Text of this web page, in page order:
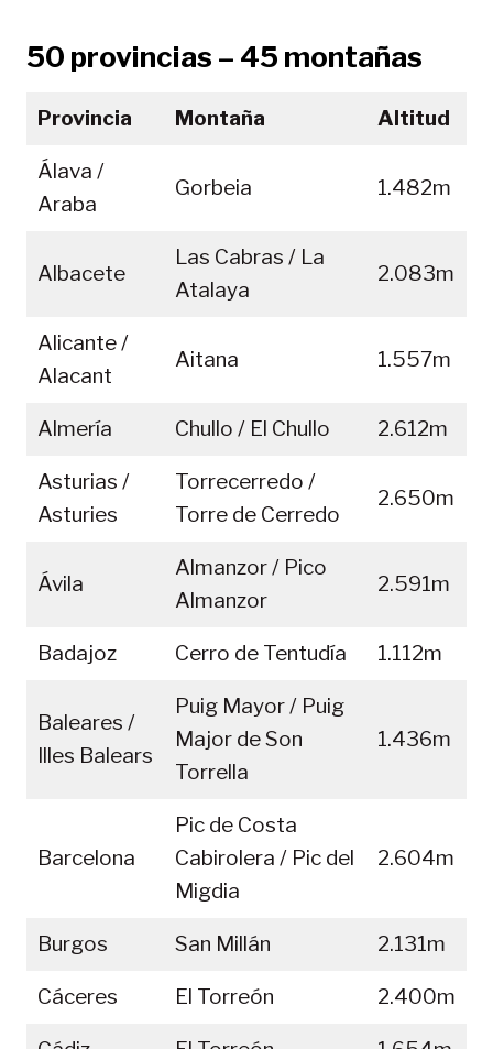
50 provincias – 45 montañas
Provincia Montaña Altitud
Álava /
Araba
Gorbeia 1.482m
Albacete
Las Cabras / La
Atalaya
2.083m
Alicante /
Alacant
Aitana 1.557m
Almería Chullo / El Chullo 2.612m
Asturias /
Asturies
Torrecerredo /
Torre de Cerredo
2.650m
Ávila
Almanzor / Pico
Almanzor
2.591m
Badajoz Cerro de Tentudía 1.112m
Baleares /
Illes Balears
Puig Mayor / Puig
Major de Son
Torrella
1.436m
Barcelona
Pic de Costa
Cabirolera / Pic del
Migdia
2.604m
Burgos San Millán 2.131m
Cáceres El Torreón 2.400m